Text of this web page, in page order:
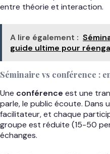
entre théorie et interaction.
A lire également :
guide ultime pour
Séminaire vs conférence :
Une conférence est une
parle, le public écoute. Dans
facilitateur, et chaque
groupe est réduite (15-50
échanges.